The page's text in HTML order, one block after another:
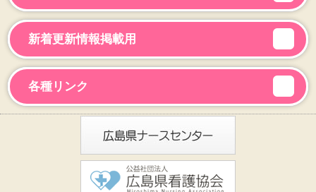
新着更新情報掲載用
各種リンク